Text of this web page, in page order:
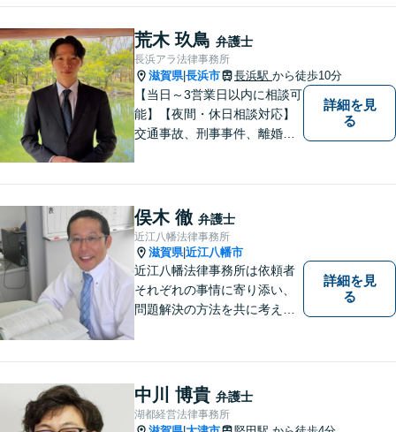
荒木 玖鳥 弁護士
長浜アラ法律事務所
滋賀県|長浜市 長浜駅 から徒歩10分
【当日～3営業日以内に相談可
能】【夜間・休日相談対応】
交通事故、刑事事件、離婚・
詳細を見
る
俣木 徹 弁護士
近江八幡法律事務所
滋賀県|近江八幡市
近江八幡法律事務所は依頼者
それぞれの事情に寄り添い、
問題解決の方法を共に考える
方」も、ぜひお気軽にご相談
ください。
詳細を見
る
中川 博貴 弁護士
湖都経営法律事務所